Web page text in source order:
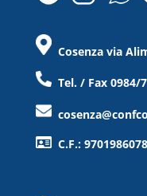
Cosenza via
Tel. / Fax 0984/
C.F.: